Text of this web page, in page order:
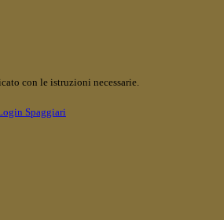
con le istruzioni necessarie.
Spaggiari